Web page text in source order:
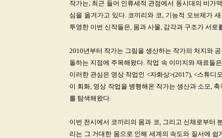
작가는, 최근 들어 인류세적 관점에서 동시대의 비가
심을 옮겨가고 있다. 코끼리와 코, 기능적 오브제가
투영한 이번 신작들은, 몸과 사물, 감각과 구조가 서
2010년부터 작가는 그림을 생산하는 작가의 처지와
돌하는 지점에 주목해왔다. 작업 속 이미지와 재료들
이러한 관심은 영상 작업인 <자화상>(2017), <스튜디
이 회화, 영상 작업을 병행해온 작가는 생산과 소모,
를 탐색해왔다.
이번 전시에서 코끼리의 몸과 코, 그리고 신체로부터
리는 그 거대한 몸으로 인해 세계의 속도와 질서에